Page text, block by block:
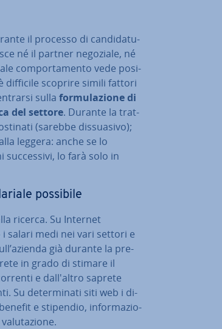
il processo di can­di­da­tu­
né il partner negoziale, né
com­por­ta­men­to vede po­si­
difficile scoprire simili fattori
sulla for­mu­la­zio­ne di
del settore. Durante la trat­
(sarebbe dis­sua­si­vo);
leggera: anche se lo
lo farà solo in
possibile
ricerca. Su Internet
salari medi nei vari settori e
già durante la pre­
in grado di stimare il
e dal­l'al­tro saprete
Su de­ter­mi­na­ti siti web i di­
e stipendio, in­for­ma­zio­